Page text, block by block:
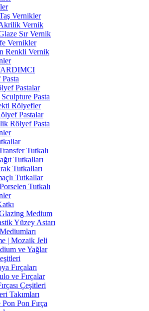
Vernikler
Vernik
Sır Vernik
Vernikler
Renkli Vernik
Pastalar
Pasta
Rölyefler
Pastalar
Rölyef Pasta
Tutkalı
Tutkalları
Tutkalları
Tutkallar
Tutkalı
Medium
Yüzey Astarı
| Mozaik Jeli
ve Yağlar
Fırçaları
ve Fırçalar
Çeşitleri
Takımları
Pon Fırça